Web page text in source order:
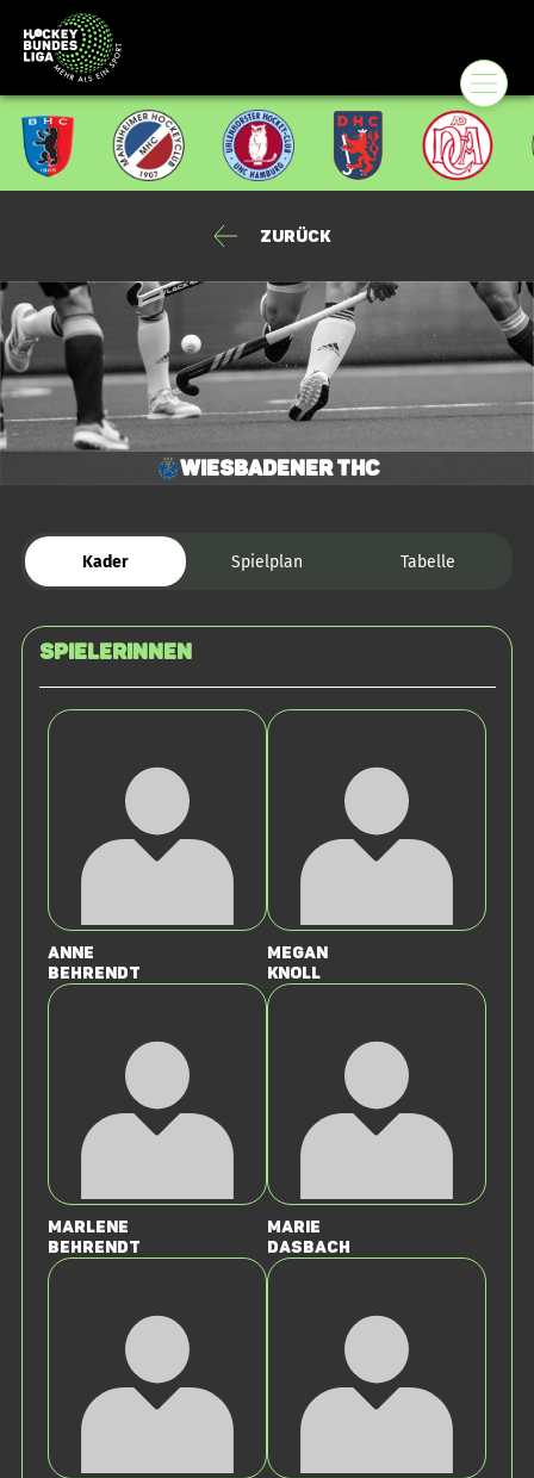
Zurück
Wiesbadener THC
Kader Spielplan Tabelle
SPIELERINNEN
Anne
Behrendt
Megan
Knoll
Marlene
Behrendt
Marie
Dasbach